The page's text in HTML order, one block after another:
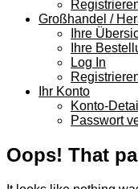
Großhandel /
Ihre
Ihre
Log In
Ihr Konto
Konto-
Passwort
Oops! That